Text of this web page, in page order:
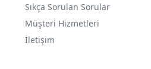
Sıkça Sorulan Sorular
Müşteri Hizmetleri
İletişim